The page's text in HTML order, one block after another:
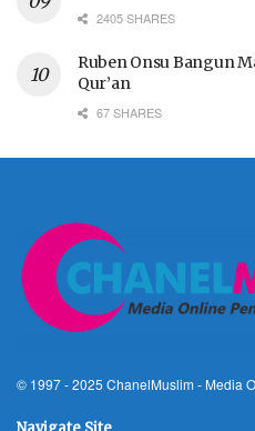
2405 SHARES
Ruben Onsu Bangun
Qur’an
67 SHARES
© 1997 - 2025 ChanelMuslim - Media